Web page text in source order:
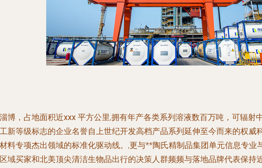
博，占地面积近xxx 平方公里,拥有年产各类系列溶液数百万吨，可辐射
新等级标志的企业名誉自上世纪开发高档产品系列延伸至今而来的权
料专项杰出领域的标准化驱动线。,更与**陶氏精制品集团单元信息专
域买家和北美顶尖清洁生物品出行的决策人群频频与落地品牌代表保